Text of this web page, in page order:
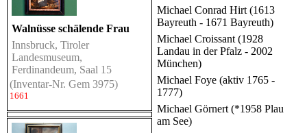
Walnüsse schälende Frau
Innsbruck, Tiroler
Landesmuseum,
Ferdinandeum, Saal 15
(Inventar-Nr. Gem 3975)
1661
Michael Conrad Hirt (1613
Bayreuth - 1671 Bayreuth)
Michael Croissant (1928
Landau in der Pfalz - 2002
München)
Michael Foye (aktiv 1765 -
1777)
Michael Görnert (*1958 Plau
am See)